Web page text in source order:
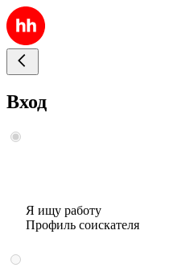
Вход
Я ищу работу
Профиль соискателя